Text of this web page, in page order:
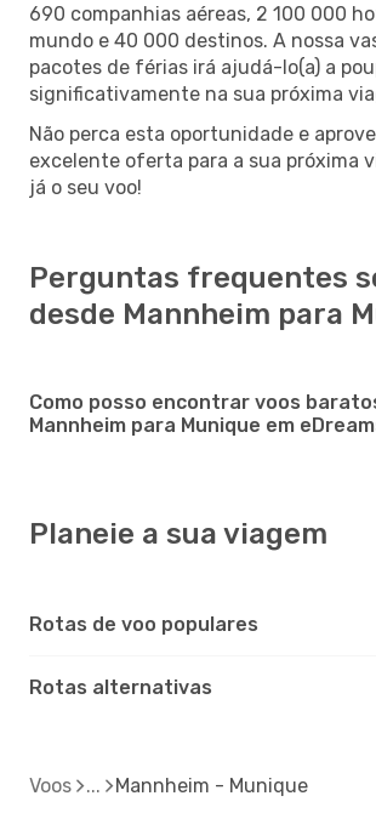
690 companhias aéreas, 2 100 000
mundo e 40 000 destinos. A nossa
pacotes de férias irá ajudá-lo(a) a
significativamente na sua próxima
Não perca esta oportunidade e
excelente oferta para a sua próxima
já o seu voo!
Perguntas frequentes
desde Mannheim para
Como posso encontrar voos
Mannheim para Munique em
Planeie a sua viagem
Rotas de voo populares
Rotas alternativas
Voos Mannheim - Munique